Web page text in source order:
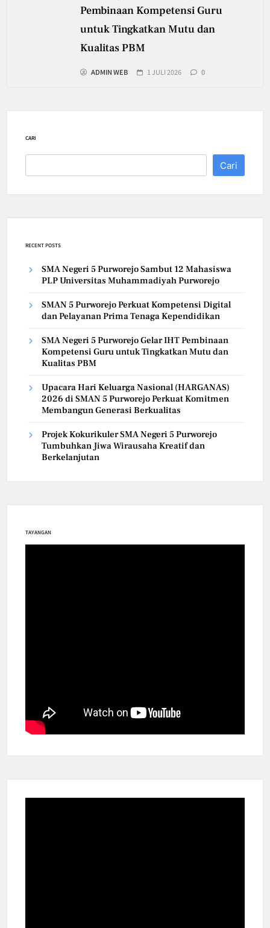
Pembinaan Kompetensi Guru
untuk Tingkatkan Mutu dan
Kualitas PBM
ADMIN WEB 1 JULI 2026 0
CARI
Cari
RECENT POSTS
SMA Negeri 5 Purworejo Sambut 12 Mahasiswa
PLP Universitas Muhammadiyah Purworejo
SMAN 5 Purworejo Perkuat Kompetensi Digital
dan Pelayanan Prima Tenaga Kependidikan
SMA Negeri 5 Purworejo Gelar IHT Pembinaan
Kompetensi Guru untuk Tingkatkan Mutu dan
Kualitas PBM
Upacara Hari Keluarga Nasional (HARGANAS)
2026 di SMAN 5 Purworejo Perkuat Komitmen
Membangun Generasi Berkualitas
Projek Kokurikuler SMA Negeri 5 Purworejo
Tumbuhkan Jiwa Wirausaha Kreatif dan
Berkelanjutan
TAYANGAN